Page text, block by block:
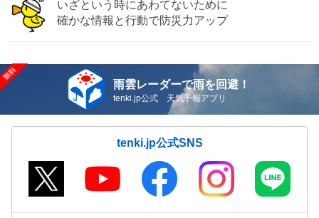
いざという時にあわてないために
確かな情報と行動で防災力アップ
雨雲レーダーで雨を回避！
tenki.jp公式 天気予報アプリ
tenki.jp公式SNS